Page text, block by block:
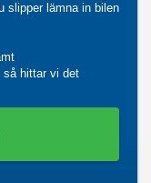
slipper lämna in bilen
så hittar vi det